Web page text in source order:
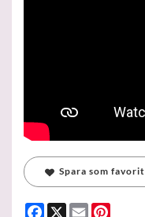
Spara som favorit
Facebook
X Email